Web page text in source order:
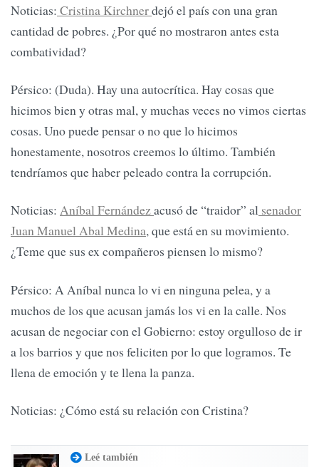
Noticias: Cristina Kirchnerdejó el país con una gran
cantidad de pobres. ¿Por qué no mostraron antes esta
combatividad?
Pérsico: (Duda). Hay una autocrítica. Hay cosas que
hicimos bien y otras mal, y muchas veces no vimos ciertas
cosas. Uno puede pensar o no que lo hicimos
honestamente, nosotros creemos lo último. También
tendríamos que haber peleado contra la corrupción.
Noticias: Aníbal Fernándezacusó de “traidor” al senador
Juan Manuel Abal Medina, que está en su movimiento.
¿Teme que sus ex compañeros piensen lo mismo?
Pérsico: A Aníbal nunca lo vi en ninguna pelea, y a
muchos de los que acusan jamás los vi en la calle. Nos
acusan de negociar con el Gobierno: estoy orgulloso de ir
a los barrios y que nos feliciten por lo que logramos. Te
llena de emoción y te llena la panza.
Noticias: ¿Cómo está su relación con Cristina?
Leé también